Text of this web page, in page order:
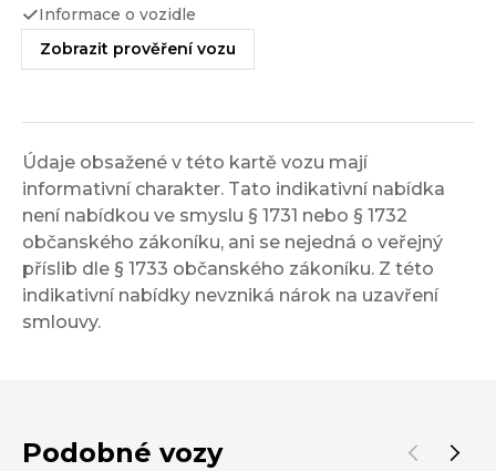
Informace o vozidle
Zobrazit prověření vozu
Údaje obsažené v této kartě vozu mají
informativní charakter. Tato indikativní nabídka
není nabídkou ve smyslu § 1731 nebo § 1732
občanského zákoníku, ani se nejedná o veřejný
příslib dle § 1733 občanského zákoníku. Z této
indikativní nabídky nevzniká nárok na uzavření
smlouvy.
Podobné vozy